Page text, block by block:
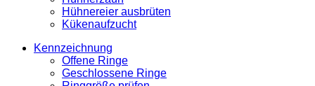
Hühnereier ausbrüten
Kükenaufzucht
Kennzeichnung
Offene Ringe
Geschlossene Ringe